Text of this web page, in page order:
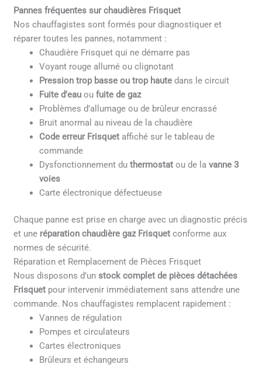
Pannes fréquentes sur chaudières Frisquet
Nos chauffagistes sont formés pour diagnostiquer et
réparer toutes les pannes, notamment :
Chaudière Frisquet qui ne démarre pas
Voyant rouge allumé ou clignotant
Pression trop basse ou trop haute dans le circuit
Fuite d’eau oufuite de gaz
Problèmes d’allumage ou de brûleur encrassé
Bruit anormal au niveau de la chaudière
Code erreur Frisquet affiché sur le tableau de
commande
Dysfonctionnement duthermostat ou de lavanne 3
voies
Carte électronique défectueuse
Chaque panne est prise en charge avec un diagnostic précis
et une réparation chaudière gaz Frisquet conforme aux
normes de sécurité.
Réparation et Remplacement de Pièces Frisquet
Nous disposons d’unstock complet de pièces détachées
Frisquet pour intervenir immédiatement sans attendre une
commande. Nos chauffagistes remplacent rapidement :
Vannes de régulation
Pompes et circulateurs
Cartes électroniques
Brûleurs et échangeurs